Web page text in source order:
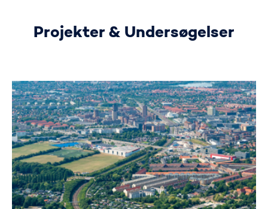
Projekter & Undersøgelser